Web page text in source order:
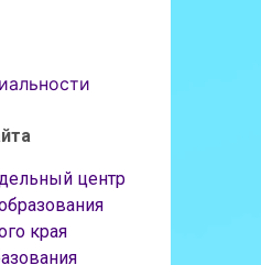
центр
края